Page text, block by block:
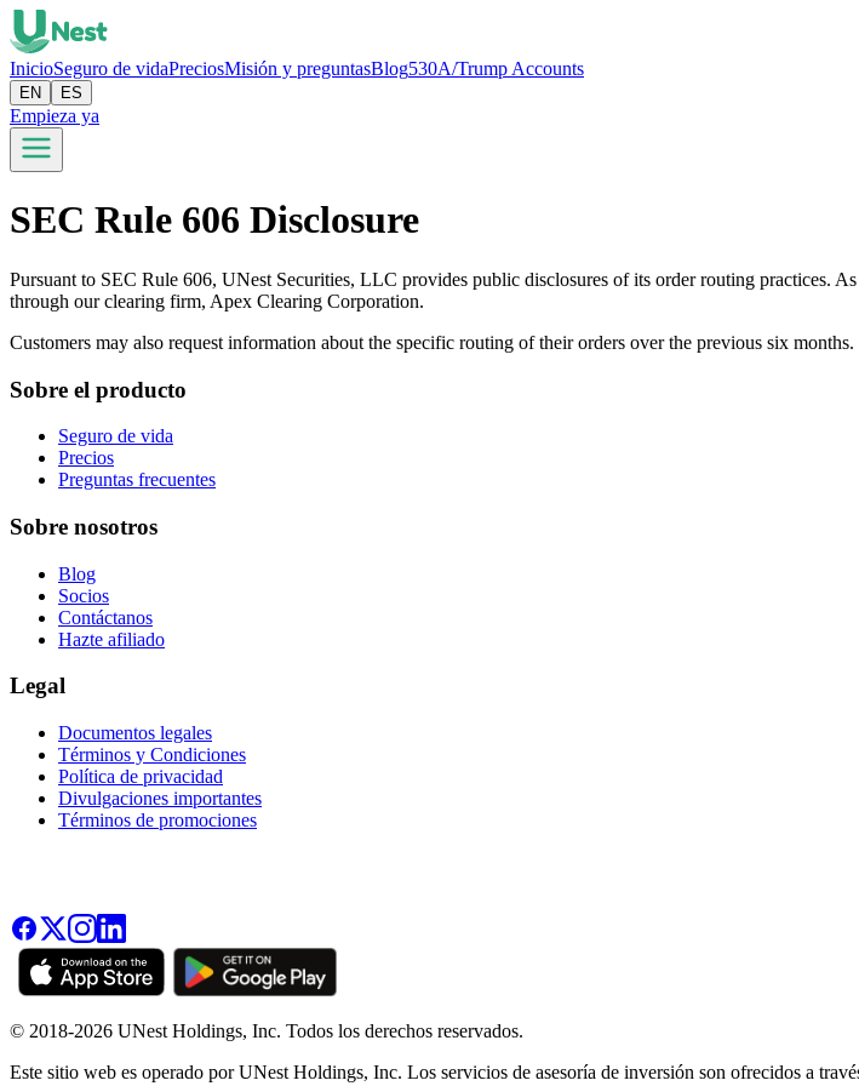
InicioSeguro de vidaPreciosMisión y preguntasBlog530A/Trump Accounts
EN ES
Empieza ya
SEC Rule 606 Disclosure
Pursuant to SEC Rule 606, UNest Securities, LLC provides public disclosures of its order routing practices.
through our clearing firm, Apex Clearing Corporation.
Customers may also request information about the specific routing of their orders over the previous six
Sobre el producto
Seguro de vida
Precios
Preguntas frecuentes
Sobre nosotros
Blog
Socios
Contáctanos
Hazte afiliado
Legal
Documentos legales
Términos y Condiciones
Política de privacidad
Divulgaciones importantes
Términos de promociones
© 2018-2026 UNest Holdings, Inc. Todos los derechos reservados.
Este sitio web es operado por UNest Holdings, Inc. Los servicios de asesoría de inversión son ofrecidos a